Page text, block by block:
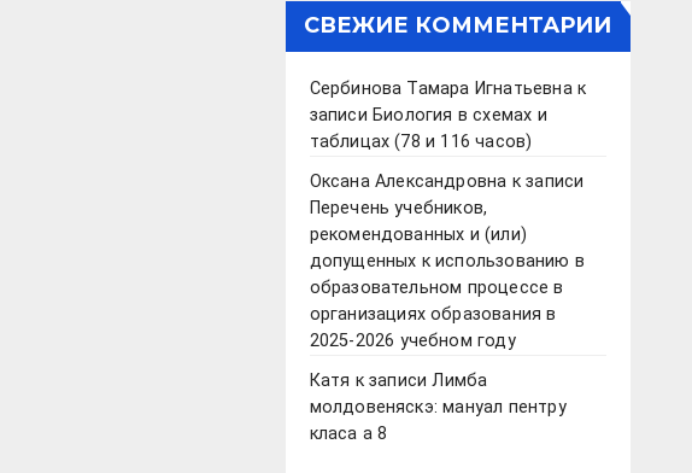
СВЕЖИЕ КОММЕНТАРИИ
Сербинова Тамара Игнатьевнак
записи Биология в схемах и
таблицах (78 и 116 часов)
Оксана Александровна к записи
Перечень учебников,
рекомендованных и (или)
допущенных к использованию в
образовательном процессе в
организациях образования в
2025-2026 учебном году
Катя к записиЛимба
молдовеняскэ: мануал пентру
класа а 8